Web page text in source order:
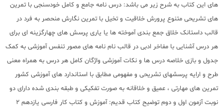
های این کتاب به شرح زیر می باشد: درس نامه جامع و کامل خودسنجی با تمرین
های تشریحی متنوع پرورش خلاقیت و تخیل با تمرین نگارش منحصر به فرد در
قالب داستانک خلاق جمع بندی آموخته ها یا یاری پرسش های چهارگزینه ای برای
هر درس آشنایی با مفاخر ادبی در قالب نام نامه های مصور تنفس آموزشی به کمک
جدول و بازی خلاصه درس ها و نکات آموزشی واژگان کامل هر درس به همراه معنی
طرح و ارایه پرسشهای تشریحی و مفهومی مطابق با استاندارد های آموزشی کشور
تمرین های مهارتی ، عمیق و خلاقانه به صورت تفکیکی و طبقه بندی شده دارای دو
نوبت آزمون اول و دوم توضیح کتاب قدیم: آموزش و کتاب کار فارسی یازدهم 2